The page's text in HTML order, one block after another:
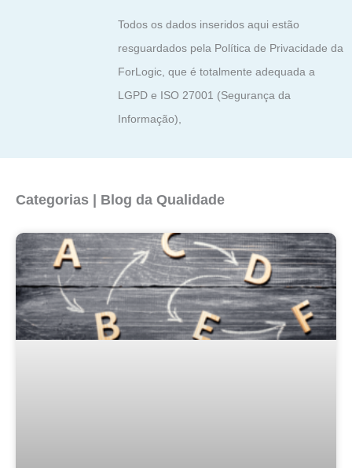
Todos os dados inseridos aqui estão
resguardados pela Política de Privacidade da
ForLogic, que é totalmente adequada a
LGPD e ISO 27001 (Segurança da
Informação),
Categorias | Blog da Qualidade